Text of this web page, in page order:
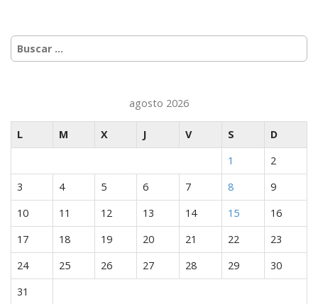
María
María
Marieta
Mersi
Nerea García (CBO)
Sergio
Buscar:
agosto 2026
L M X J V S
D
1
2
3
4 5 6 7 8
9
10
11 12 13 14 15
16
17
18 19 20 21 22
23
24
25 26 27 28 29
30
31